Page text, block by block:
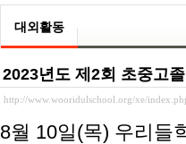
대외활동
2023년도 제2회 초중고
http://www.wooridulschool.org/xe/
8월 10일(목) 우리들